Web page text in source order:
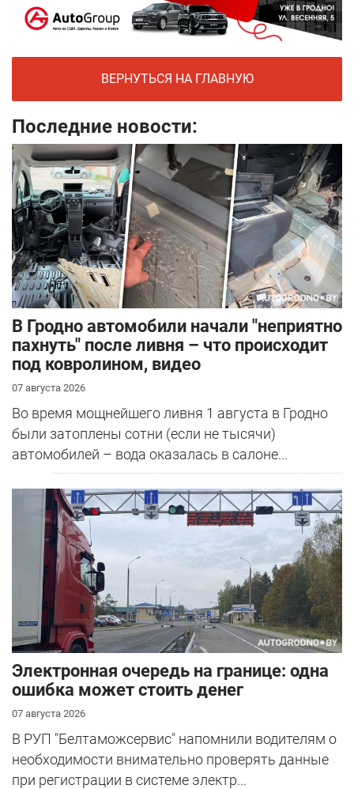
ВЕРНУТЬСЯ НА ГЛАВНУЮ
Последние новости:
В Гродно автомобили начали "неприятно
пахнуть" после ливня – что происходит
под ковролином, видео
07 августа 2026
Во время мощнейшего ливня 1 августа в Гродно
были затоплены сотни (если не тысячи)
автомобилей – вода оказалась в салоне...
Электронная очередь на границе: одна
ошибка может стоить денег
07 августа 2026
В РУП "Белтаможсервис" напомнили водителям о
необходимости внимательно проверять данные
при регистрации в системе электр...